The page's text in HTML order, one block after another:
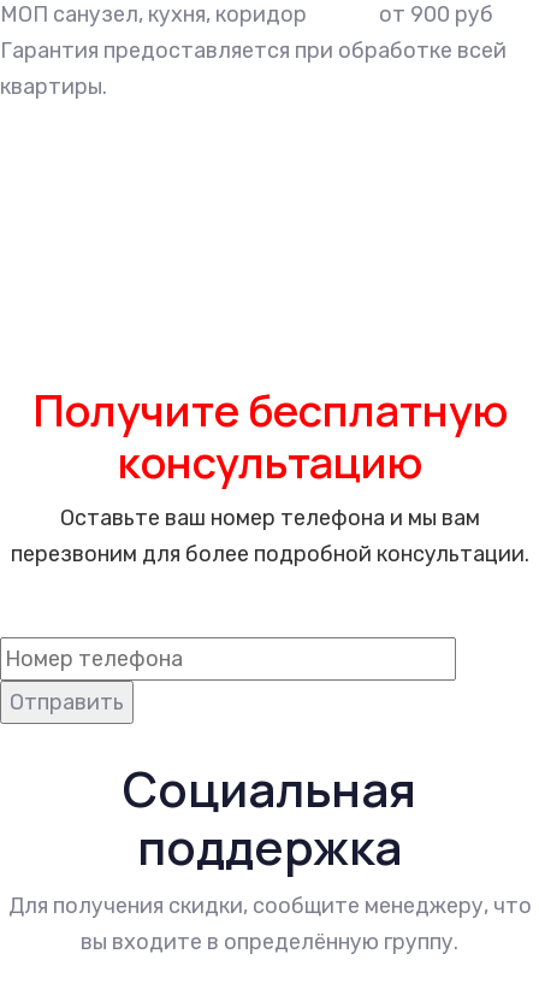
МОП санузел, кухня, коридор
от 900 руб
Гарантия предоставляется при обработке всей
квартиры.
Получите бесплатную
консультацию
Оставьте ваш номер телефона и мы вам
перезвоним для более подробной консультации.
Социальная
поддержка
Для получения скидки, сообщите менеджеру, что
вы входите в определённую группу.